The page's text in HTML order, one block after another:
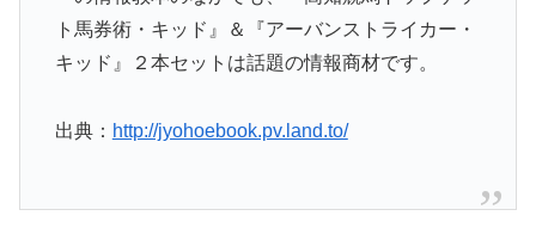
ト馬券術・キッド』＆『アーバンストライカー・
キッド』２本セットは話題の情報商材です。
出典： http://jyohoebook.pv.land.to/